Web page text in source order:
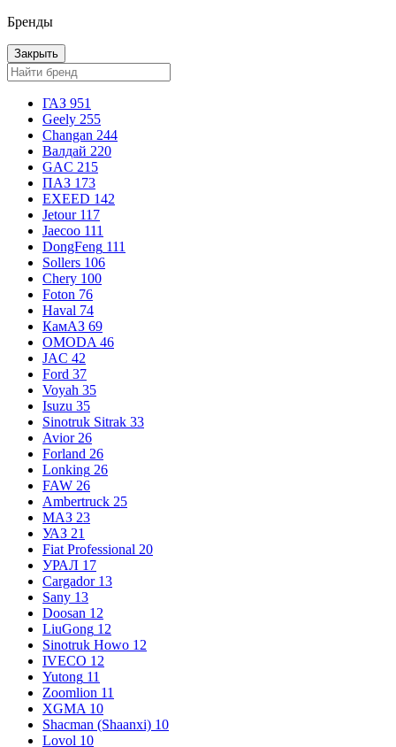
Бренды
Закрыть
ГАЗ 951
Geely 255
Changan 244
Валдай 220
GAC 215
ПАЗ 173
EXEED 142
Jetour 117
Jaecoo 111
DongFeng 111
Sollers 106
Chery 100
Foton 76
Haval 74
КамАЗ 69
OMODA 46
JAC 42
Ford 37
Voyah 35
Isuzu 35
Sinotruk Sitrak 33
Avior 26
Forland 26
Lonking 26
FAW 26
Ambertruck 25
МАЗ 23
УАЗ 21
Fiat Professional 20
УРАЛ 17
Cargador 13
Sany 13
Doosan 12
LiuGong 12
Sinotruk Howo 12
IVECO 12
Yutong 11
Zoomlion 11
XGMA 10
Shacman (Shaanxi) 10
Lovol 10